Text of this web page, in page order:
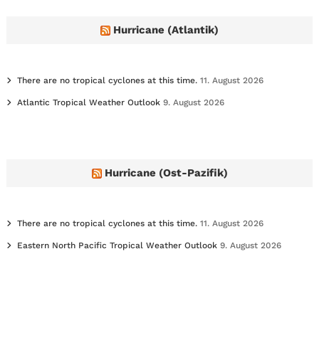
Hurricane (Atlantik)
There are no tropical cyclones at this time. 11. August 2026
Atlantic Tropical Weather Outlook 9. August 2026
Hurricane (Ost-Pazifik)
There are no tropical cyclones at this time. 11. August 2026
Eastern North Pacific Tropical Weather Outlook 9. August 2026